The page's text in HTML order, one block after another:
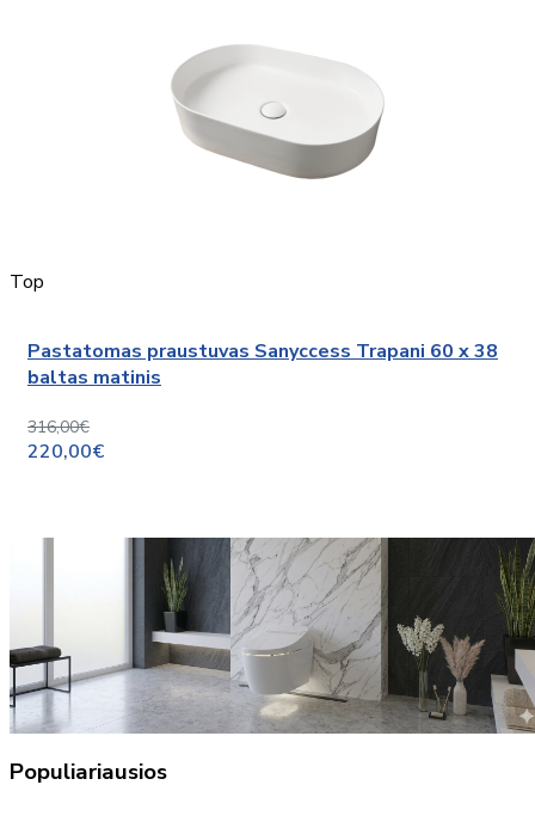
Top
Pastatomas praustuvas Sanyccess Trapani 60 x 38
baltas matinis
316,00€
220,00€
Populiariausios